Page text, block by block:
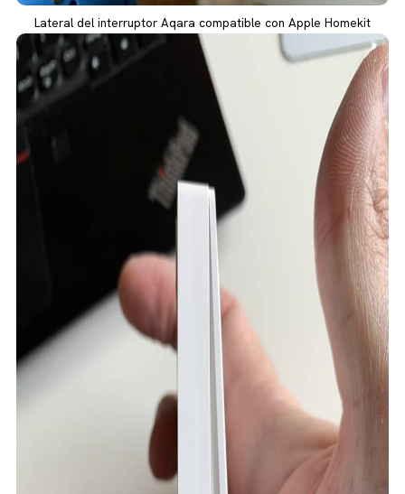
Lateral del interruptor Aqara compatible con Apple Homekit